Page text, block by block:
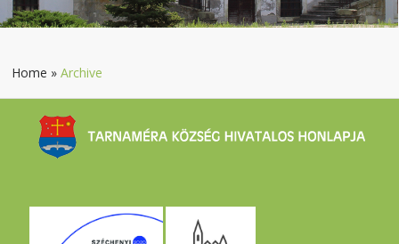
Home »Archive